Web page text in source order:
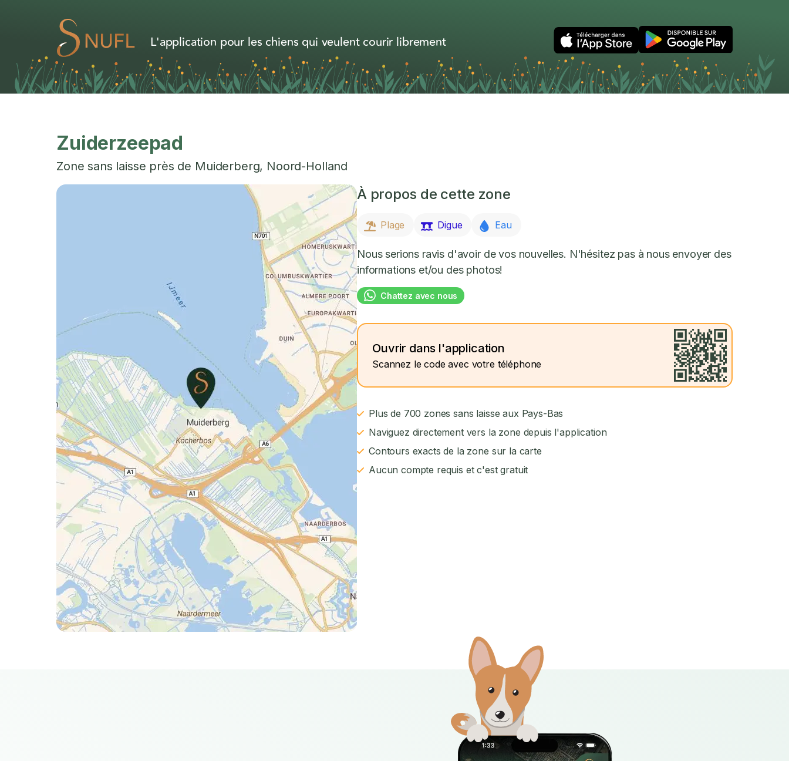
L'application pour les chiens qui veulent courir librement
Zuiderzeepad
Zone sans laisse près de Muiderberg, Noord-Holland
À propos de cette zone
Plage Digue Eau
Nous serions ravis d'avoir de vos nouvelles. N'hésitez pas à nous envoyer des
informations et/ou des photos!
Chattez avec nous
Ouvrir dans l'application
Scannez le code avec votre téléphone
Plus de 700 zones sans laisse aux Pays-Bas
Naviguez directement vers la zone depuis l'application
Contours exacts de la zone sur la carte
Aucun compte requis et c'est gratuit